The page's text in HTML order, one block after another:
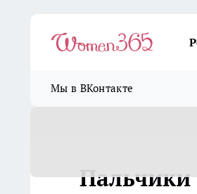
Мы в ВКонтакте
Пальчики